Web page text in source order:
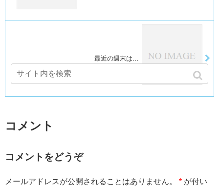
最近の週末は…
コメント
コメントをどうぞ
メールアドレスが公開されることはありません。 * が付い